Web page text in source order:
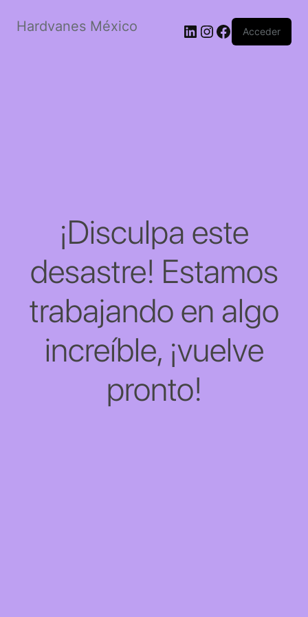
Hardvanes México LinkedIn
Instagram
Facebook
Acceder
¡Disculpa este
desastre! Estamos
trabajando en algo
increíble, ¡vuelve
pronto!